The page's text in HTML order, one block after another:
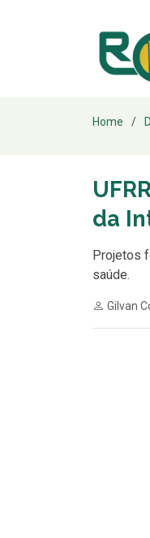
Home
da
Projetos
saúde.
Gilvan